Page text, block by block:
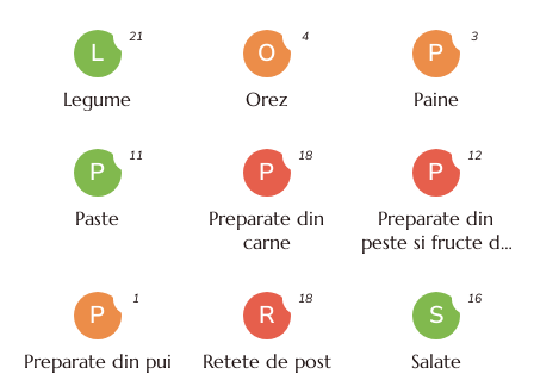
L
Legume
21
O
Orez
4
P
Paine
3
P
Paste
11
P
Preparate din
carne
18
P
Preparate din
peste si fructe de
12
P
Preparate din pui
1
R
Retete de post
18
S
Salate
16